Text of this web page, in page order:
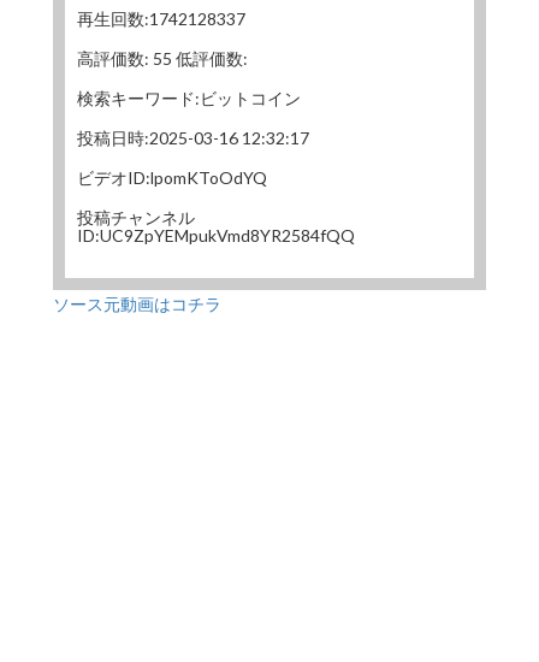
再生回数:1742128337
高評価数: 55 低評価数:
検索キーワード:ビットコイン
投稿日時:2025-03-16 12:32:17
ビデオID:lpomKToOdYQ
投稿チャンネル
ID:UC9ZpYEMpukVmd8YR2584fQQ
ソース元動画はコチラ